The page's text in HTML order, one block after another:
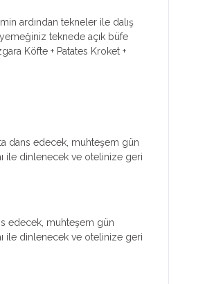
ardından tekneler ile dalış
teknede açık büfe
Köfte + Patates Kroket +
dans edecek, muhteşem gün
ile dinlenecek ve otelinize geri
edecek, muhteşem gün
ile dinlenecek ve otelinize geri